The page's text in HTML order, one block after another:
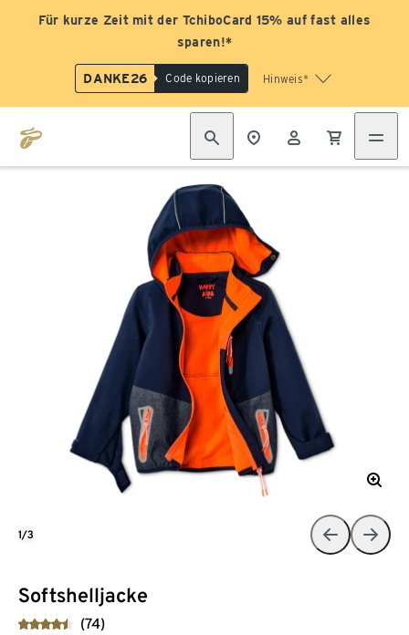
Für kurze Zeit mit der TchiboCard 15% auf fast alles
sparen!*
DANKE26 Code kopieren Hinweis*
Softshelljacke
(74)
1/3